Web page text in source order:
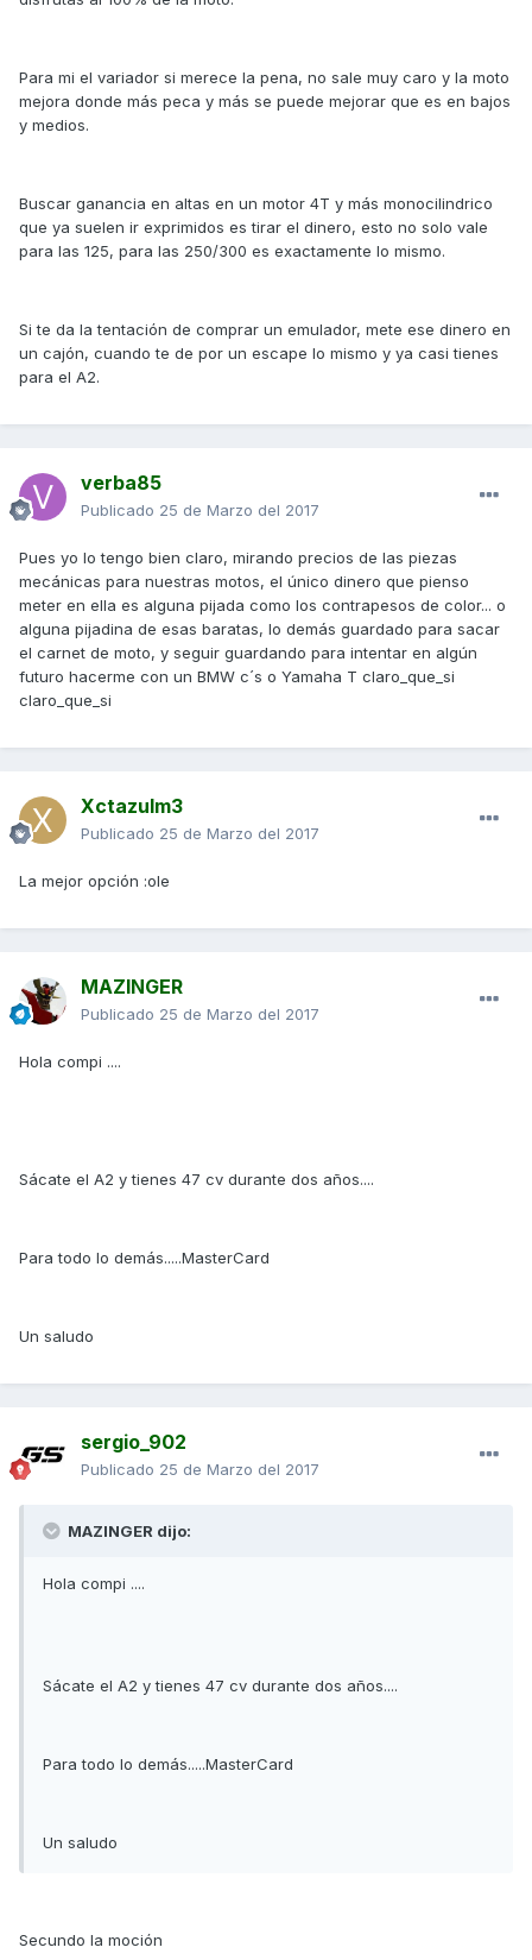
Para mi el variador si merece la pena, no sale muy caro y la moto
mejora donde más peca y más se puede mejorar que es en bajos
y medios.
Buscar ganancia en altas en un motor 4T y más monocilindrico
que ya suelen ir exprimidos es tirar el dinero, esto no solo vale
para las 125, para las 250/300 es exactamente lo mismo.
Si te da la tentación de comprar un emulador, mete ese dinero en
un cajón, cuando te de por un escape lo mismo y ya casi tienes
para el A2.
verba85
Publicado 25 de Marzo del 2017
Pues yo lo tengo bien claro, mirando precios de las piezas
mecánicas para nuestras motos, el único dinero que pienso
meter en ella es alguna pijada como los contrapesos de color... o
alguna pijadina de esas baratas, lo demás guardado para sacar
el carnet de moto, y seguir guardando para intentar en algún
futuro hacerme con un BMW c´s o Yamaha T claro_que_si
claro_que_si
Xctazulm3
Publicado 25 de Marzo del 2017
La mejor opción :ole
MAZINGER
Publicado 25 de Marzo del 2017
Hola compi ....
Sácate el A2 y tienes 47 cv durante dos años....
Para todo lo demás.....MasterCard
Un saludo
sergio_902
Publicado 25 de Marzo del 2017
MAZINGER dijo:
Hola compi ....
Sácate el A2 y tienes 47 cv durante dos años....
Para todo lo demás.....MasterCard
Un saludo
Secundo la moción